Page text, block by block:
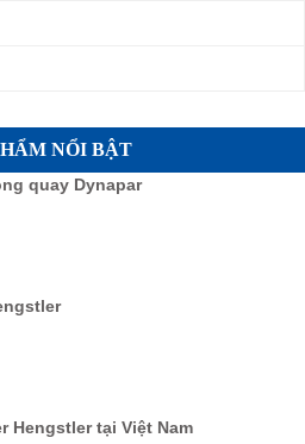
NỔI BẬT
quay Dynapar
Hengstler tại Việt Nam